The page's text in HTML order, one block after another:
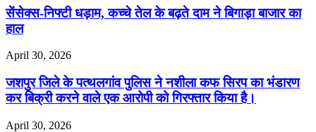
सेंसेक्स-निफ्टी धड़ाम, कच्चे तेल के बढ़ते दाम ने बिगाड़ा बाजार का
हाल
April 30, 2026
जशपुर जिले के पत्थलगांव पुलिस ने नशीला कफ सिरप का भंडारण
कर बिक्री करने वाले एक आरोपी को गिरफ्तार किया है।
April 30, 2026